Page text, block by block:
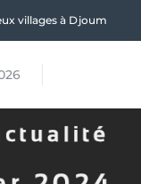
villages à Djoum